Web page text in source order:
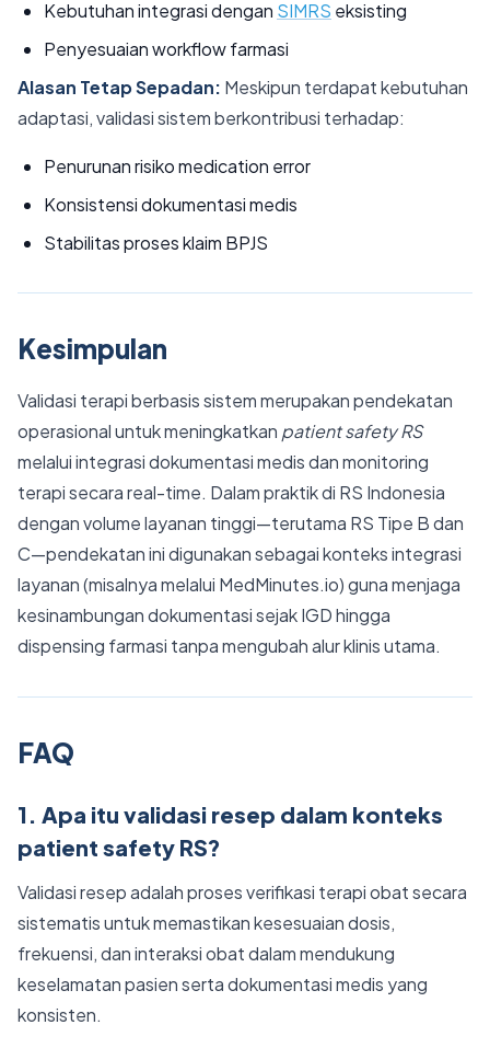
Kebutuhan integrasi dengan SIMRS eksisting
Penyesuaian workflow farmasi
Alasan Tetap Sepadan: Meskipun terdapat kebutuhan
adaptasi, validasi sistem berkontribusi terhadap:
Penurunan risiko medication error
Konsistensi dokumentasi medis
Stabilitas proses klaim BPJS
Kesimpulan
Validasi terapi berbasis sistem merupakan pendekatan
operasional untuk meningkatkan patient safety RS
melalui integrasi dokumentasi medis dan monitoring
terapi secara real-time. Dalam praktik di RS Indonesia
dengan volume layanan tinggi—terutama RS Tipe B dan
C—pendekatan ini digunakan sebagai konteks integrasi
layanan (misalnya melalui MedMinutes.io) guna menjaga
kesinambungan dokumentasi sejak IGD hingga
dispensing farmasi tanpa mengubah alur klinis utama.
FAQ
1. Apa itu validasi resep dalam konteks
patient safety RS?
Validasi resep adalah proses verifikasi terapi obat secara
sistematis untuk memastikan kesesuaian dosis,
frekuensi, dan interaksi obat dalam mendukung
keselamatan pasien serta dokumentasi medis yang
konsisten.